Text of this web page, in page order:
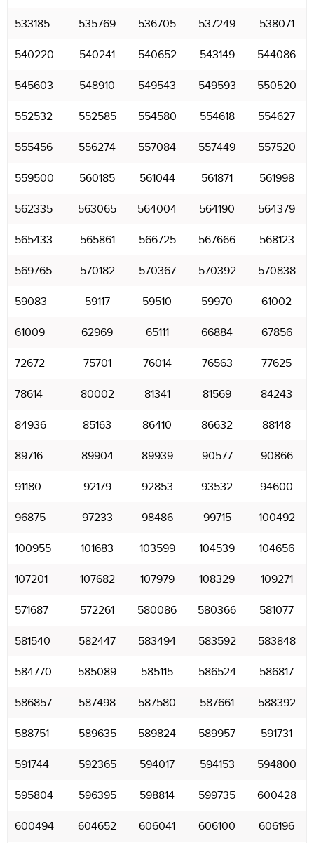
533185 535769 536705 537249 538071
540220 540241 540652 543149 544086
545603 548910 549543 549593 550520
552532 552585 554580 554618 554627
555456 556274 557084 557449 557520
559500 560185 561044 561871 561998
562335 563065 564004 564190 564379
565433 565861 566725 567666 568123
569765 570182 570367 570392 570838
59083 59117 59510 59970 61002
61009 62969 65111 66884 67856
72672 75701 76014 76563 77625
78614 80002 81341 81569 84243
84936 85163 86410 86632 88148
89716 89904 89939 90577 90866
91180 92179 92853 93532 94600
96875 97233 98486 99715 100492
100955 101683 103599 104539 104656
107201 107682 107979 108329 109271
571687 572261 580086 580366 581077
581540 582447 583494 583592 583848
584770 585089 585115 586524 586817
586857 587498 587580 587661 588392
588751 589635 589824 589957 591731
591744 592365 594017 594153 594800
595804 596395 598814 599735 600428
600494 604652 606041 606100 606196